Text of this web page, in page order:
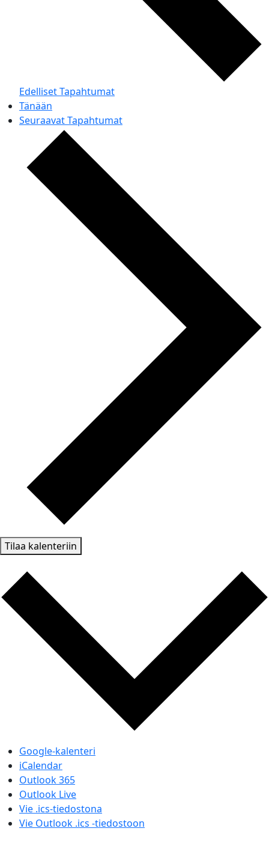
EdellisetTapahtumat
Tänään
SeuraavatTapahtumat
Tilaa kalenteriin
Google-kalenteri
iCalendar
Outlook 365
Outlook Live
Vie .ics-tiedostona
Vie Outlook .ics -tiedostoon